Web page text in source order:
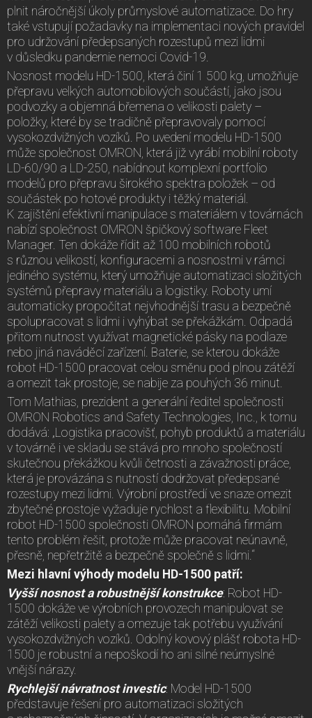
plnit náročnější úkoly průmyslové automatizace. Do hry
také vstupují požadavky na implementaci nových pravidel
pro udržování předepsaných rozestupů mezi lidmi
v důsledku pandemie nemoci Covid-19.
Nosnost modelu HD-1500, která činí 1 500 kg, umožňuje
přepravu velkých automobilových součástí, jako jsou
podvozky a objemná břemena o velikosti palety –
položky, které by se tradičně přepravovaly pomocí
vysokozdvižných vozíků. Po uvedení modelu HD-1500
může společnost OMRON, která již vyrábí mobilní roboty
LD-60/90 a LD-250, nabídnout komplexní portfolio
modelů pro přepravu širokého spektra položek – od
součástek po hotové produkty i těžký materiál.
K zajištění efektivní manipulace s materiálem v továrnách
nabízí společnost OMRON špičkový software Fleet
Manager. Ten dokáže řídit až 100 mobilních robotů
s různou velikostí, konfiguracemi a nosnostmi v rámci
jediného systému, který umožňuje automatizaci složitých
systémů přepravy materiálu a logistiky. Roboty umí
automaticky propočítat nejvhodnější trasu a bezpečně
spolupracovat s lidmi i vyhýbat se překážkám. Odpadá
přitom nutnost využívat magnetické pásky na podlaze
nebo jiná naváděcí zařízení. Baterie, se kterou dokáže
robot HD-1500 pracovat celou směnu pod plnou zátěží
a omezit tak prostoje, se nabije za pouhých 36 minut.
Tom Mathias, prezident a generální ředitel společnosti
OMRON Robotics and Safety Technologies, Inc., k tomu
dodává: „Logistika pracovišť, pohyb produktů a materiálu
v továrně i ve skladu se stává pro mnoho společností
skutečnou překážkou kvůli četnosti a závažnosti práce,
která je provázána s nutností dodržovat předepsané
rozestupy mezi lidmi. Výrobní prostředí ve snaze omezit
zbytečné prostoje vyžaduje rychlost a flexibilitu. Mobilní
robot HD-1500 společnosti OMRON pomáhá firmám
tento problém řešit, protože může pracovat neúnavně,
přesně, nepřetržitě a bezpečně společně s lidmi.“
Mezi hlavní výhody modelu HD-1500 patří:
Vyšší nosnost a robustnější konstrukce: Robot HD-
1500 dokáže ve výrobních provozech manipulovat se
zátěží velikosti palety a omezuje tak potřebu využívání
vysokozdvižných vozíků. Odolný kovový plášť robota HD-
1500 je robustní a nepoškodí ho ani silné neúmyslné
vnější nárazy.
Rychlejší návratnost investic: Model HD-1500
představuje řešení pro automatizaci složitých